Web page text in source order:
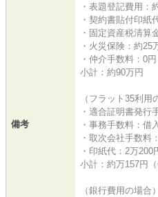
備考
・表題登記費用：
・契約書貼付印紙
・固定資産税清算
・火災保険：約25
・仲介手数料：0円
小計：約90万円
（フラット35利用
・適合証明書発行
・事務手数料：借
・取次会社手数料
・印紙代：2万200
小計：約万157円
（銀行費用の場合）